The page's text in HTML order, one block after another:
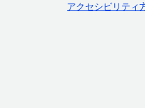
アクセシビリティ